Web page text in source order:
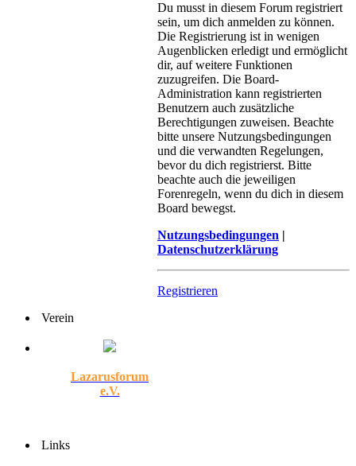
Du musst in diesem Forum registriert
sein, um dich anmelden zu können.
Die Registrierung ist in wenigen
Augenblicken erledigt und ermöglicht
dir, auf weitere Funktionen
zuzugreifen. Die Board-
Administration kann registrierten
Benutzern auch zusätzliche
Berechtigungen zuweisen. Beachte
bitte unsere Nutzungsbedingungen
und die verwandten Regelungen,
bevor du dich registrierst. Bitte
beachte auch die jeweiligen
Forenregeln, wenn du dich in diesem
Board bewegst.
Nutzungsbedingungen |
Datenschutzerklärung
Registrieren
Verein
Lazarusforum
e.V.
Links